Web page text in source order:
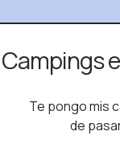
Campings
Te pongo mis
de